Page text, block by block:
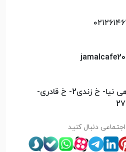
خیابان هروی-پناهی نیا- خ زندی2- خ قادری-
دنبال کنید